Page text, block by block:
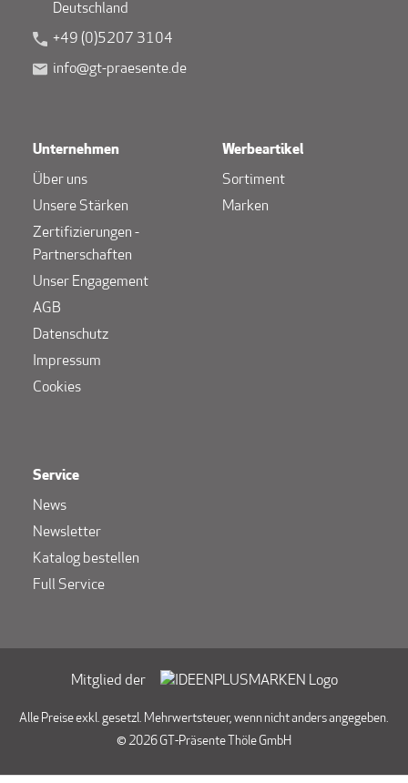
Deutschland
+49 (0)5207 3104
info@gt-praesente.de
Unternehmen
Über uns
Unsere Stärken
Zertifizierungen -
Partnerschaften
Unser Engagement
AGB
Datenschutz
Impressum
Cookies
Werbeartikel
Sortiment
Marken
Service
News
Newsletter
Katalog bestellen
Full Service
Mitglied der
Alle Preise exkl. gesetzl. Mehrwertsteuer, wenn nicht anders angegeben.
© 2026 GT-Präsente Thöle GmbH